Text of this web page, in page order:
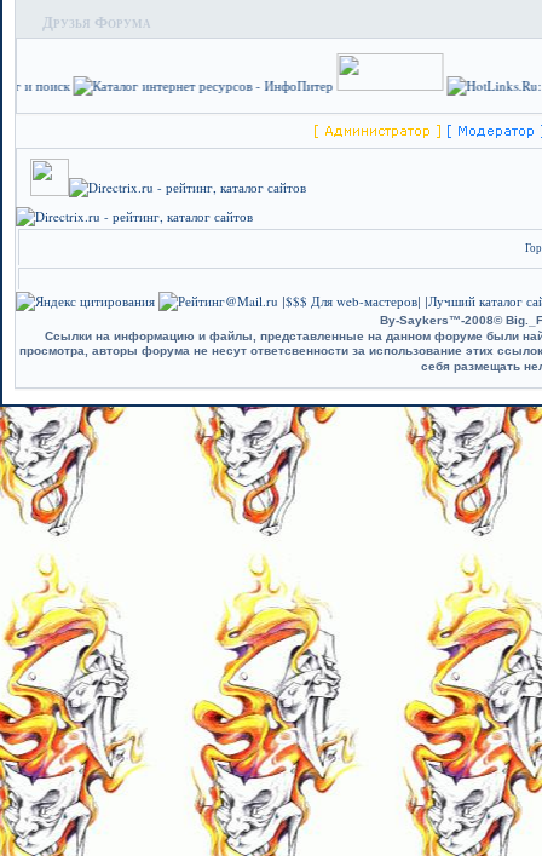
Друзья Форума
|$$$ Для web-мастеров| |Лучший каталог
By-Saykers™-2008©
Ссылки на информацию и файлы, представленные на данном форуме были
просмотра, авторы форума не несут ответсвенности за использование этих
себя размещать